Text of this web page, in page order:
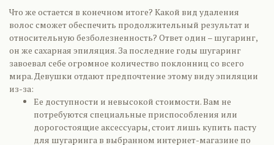
Что же остается в конечном итоге? Какой вид удаления
волос сможет обеспечить продолжительный результат и
относительную безболезненность? Ответ один – шугаринг,
он же сахарная эпиляция. За последние годы шугаринг
завоевал себе огромное количество поклонниц со всего
мира. Девушки отдают предпочтение этому виду эпиляции
из-за:
Ее доступности и невысокой стоимости. Вам не
потребуются специальные приспособления или
дорогостоящие аксессуары, стоит лишь купить пасту
для шугаринга в выбранном интернет-магазине по